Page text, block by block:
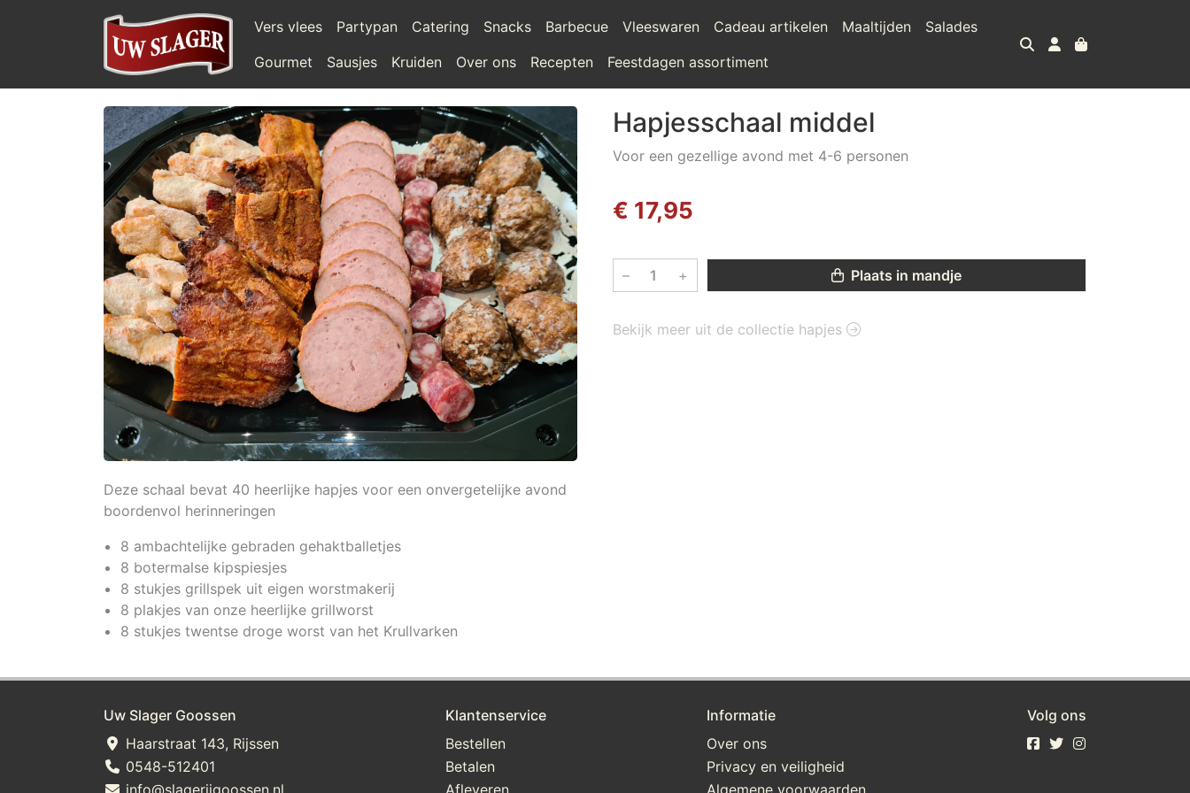
Vers vlees Partypan Catering Snacks Barbecue Vleeswaren Cadeau artikelen Maaltijden
Salades
Gourmet
Sausjes Kruiden Over ons Recepten Feestdagen assortiment
Deze schaal bevat 40 heerlijke hapjes voor een onvergetelijke avond
boordenvol herinneringen
8 ambachtelijke gebraden gehaktballetjes
8 botermalse kipspiesjes
8 stukjes grillspek uit eigen worstmakerij
8 plakjes van onze heerlijke grillworst
8 stukjes twentse droge worst van het Krullvarken
Hapjesschaal middel
Voor een gezellige avond met 4-6 personen
€ 17,95
– + Plaats in mandje
Bekijk meer uit de collectie hapjes
Uw Slager Goossen
Haarstraat 143, Rijssen
0548-512401
Klantenservice
Bestellen
Betalen
Informatie
Over ons
Privacy en veiligheid
Volg ons